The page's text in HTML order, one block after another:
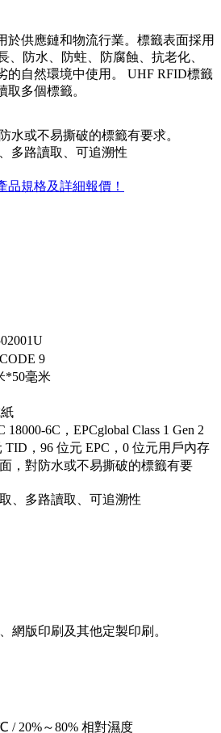
於供應鏈和物流行業。標籤表面採用
、防水、防蛀、防腐蝕、抗老化、
的自然環境中使用。 UHF RFID標籤
多個標籤。
水或不易撕破的標籤有要求。
多路讀取、可追溯性
品規格及詳細報價！
9
*50毫米
18000-6C，EPCglobal Class 1 Gen 2
TID，96 位元 EPC，0 位元用戶內存
，對防水或不易撕破的標籤有要
、多路讀取、可追溯性
網版印刷及其他定製印刷。
/ 20%～80% 相對濕度